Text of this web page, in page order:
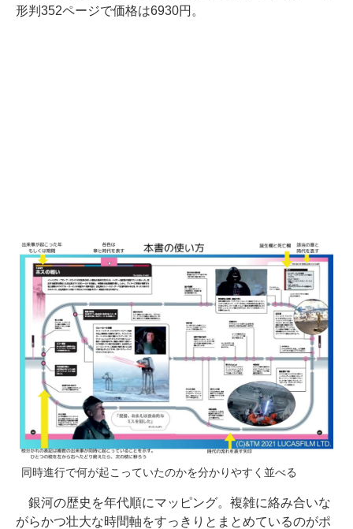
形判352ページで価格は6930円。
同時進行で何が起こっていたのかを分かりやすく並べる
銀河の歴史を年代順にマッピング。複雑に絡み合いな
がらかつ壮大な時間軸をすっきりとまとめているのがポ